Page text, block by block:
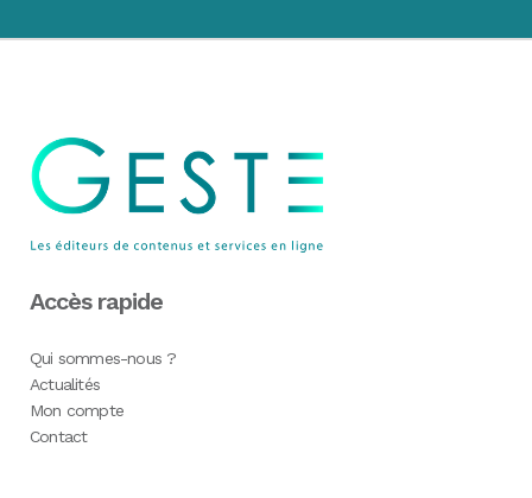
Accès rapide
Qui sommes-nous ?
Actualités
Mon compte
Contact